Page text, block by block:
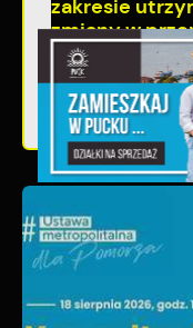
zakresie
zmiany w